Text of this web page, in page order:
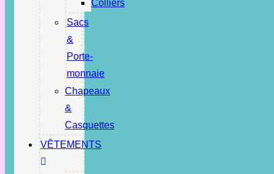
Colliers
Sacs
&
Porte-
monnaie
Chapeaux
&
Casquettes
VÊTEMENTS